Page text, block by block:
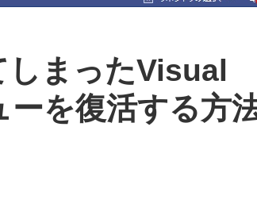
しまったVisual
を復活する方